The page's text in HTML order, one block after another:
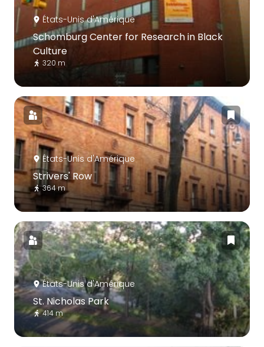
États-Unis d'Amérique
Schomburg Center for Research in Black
Culture
320 m
États-Unis d'Amérique
Strivers' Row
364 m
États-Unis d'Amérique
St. Nicholas Park
414 m